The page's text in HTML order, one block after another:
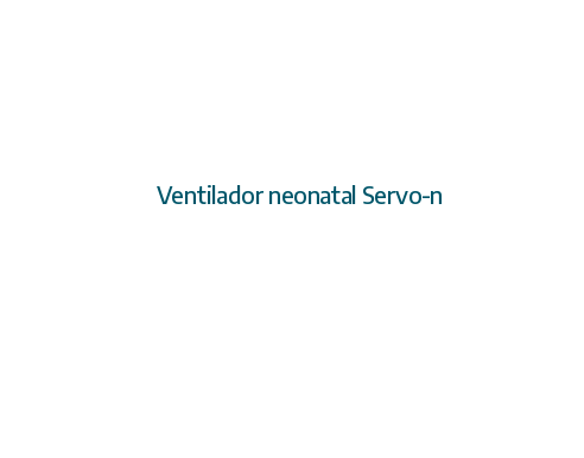
Ventilador neonatal Servo-n